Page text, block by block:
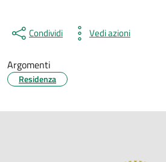
Condividi Vedi azioni
Argomenti
Residenza